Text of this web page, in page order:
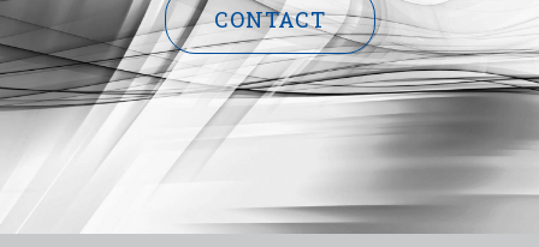
CONTACT